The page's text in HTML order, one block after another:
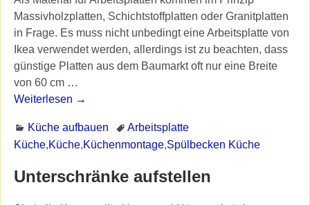
Massivholzplatten, Schichtstoffplatten oder Granitplatten
in Frage. Es muss nicht unbedingt eine Arbeitsplatte von
Ikea verwendet werden, allerdings ist zu beachten, dass
günstige Platten aus dem Baumarkt oft nur eine Breite
von 60 cm …
Weiterlesen →
Küche aufbauen
Arbeitsplatte
Küche,Küche,Küchenmontage,Spülbecken Küche
Unterschränke aufstellen